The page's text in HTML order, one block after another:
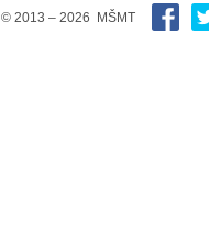
© 2013 – 2026 MŠMT